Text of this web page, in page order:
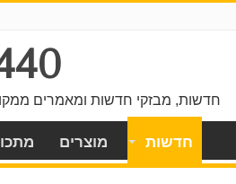
חדשות, מבזקי חדשות ומאמרים ממקורות
חדשות מוצרים